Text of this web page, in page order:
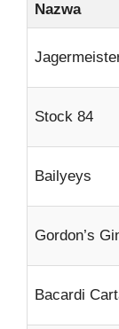
Nazwa
Stock 84
Bailyeys
Gordon’s
Bacardi